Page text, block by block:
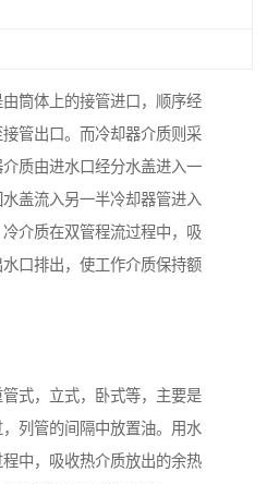
筒体上的接管进口，顺序经
管出口。而冷却器介质则采
质由进水口经分水盖进入一
盖流入另一半冷却器管进入
介质在双管程流过程中，吸
口排出，使工作介质保持额
式，立式，卧式等，主要是
列管的间隔中放置油。用水
中，吸收热介质放出的余热